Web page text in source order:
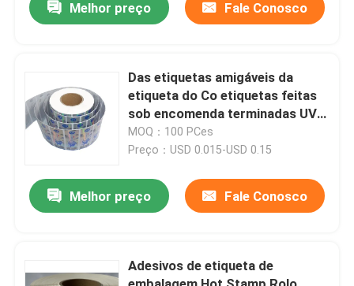
Melhor preço Fale Conosco
Das etiquetas amigáveis da
etiqueta do Co etiquetas feitas
sob encomenda terminadas UV
do pacote do laser
MOQ：100 PCes
Preço：USD 0.015-USD 0.15
Melhor preço Fale Conosco
Adesivos de etiqueta de